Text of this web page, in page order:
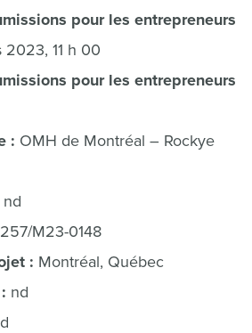
pour les entrepreneurs
2023, 11 h 00
pour les entrepreneurs
: OMH de Montréal – Rockye
nd
M23-0148
: Montréal, Québec
nd